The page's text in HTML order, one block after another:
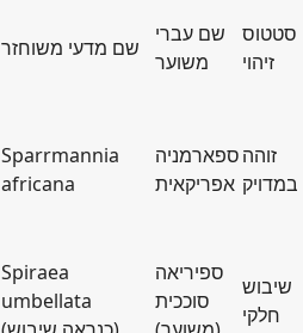
שם מדעי משוחזר
שם עברי
משוער
סטטוס
זיהוי
Sparrmannia
africana
ספארמניה
אפריקאית
זוהה
במדויק
Spiraea
umbellata
ספיריאה
סוככית
שיבוש
חלקי